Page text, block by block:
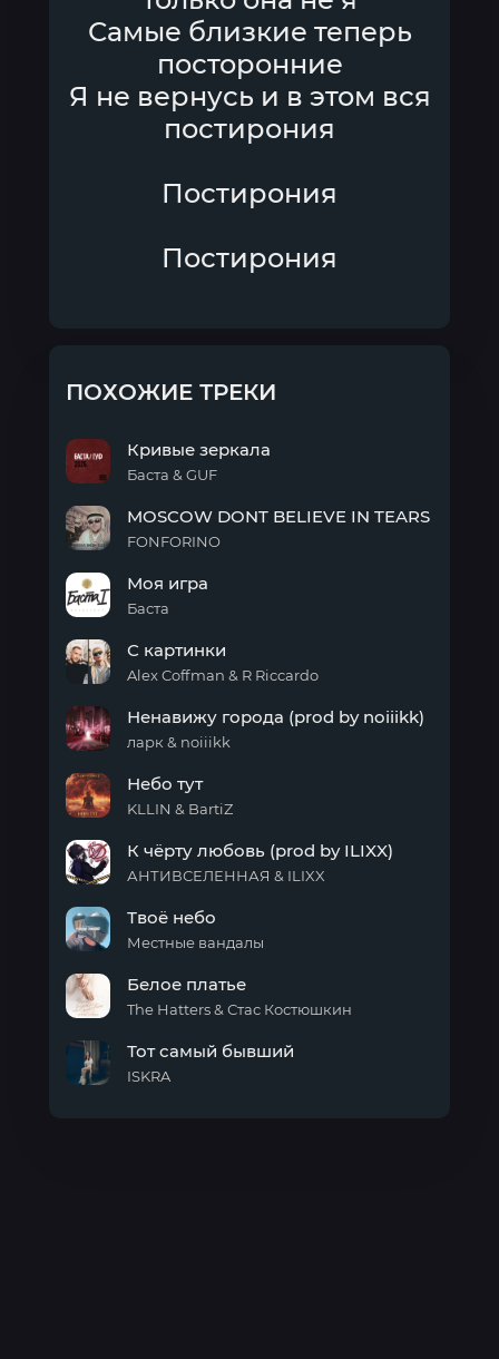
Самые близкие теперь
посторонние
Я не вернусь и в этом вся
постирония
Постирония
Постирония
ПОХОЖИЕ ТРЕКИ
зеркала
Кривые зеркала
Баста & GUF
DONT
BELIEVE
TEARS
MOSCOW DONT BELIEVE IN TEARS
FONFORINO
игра
Моя игра
Баста
картинки
С картинки
Alex Coffman & R Riccardo
города
(prod
noiiikk)
Ненавижу города (prod by noiiikk)
ларк & noiiikk
тут
Небо тут
KLLIN & BartiZ
чёрту
любовь
by
ILIXX)
К чёрту любовь (prod by ILIXX)
АНТИВСЕЛЕННАЯ & ILIXX
небо
Твоё небо
Местные вандалы
платье
Белое платье
The Hatters & Стас Костюшкин
Тот самый бывший
ISKRA